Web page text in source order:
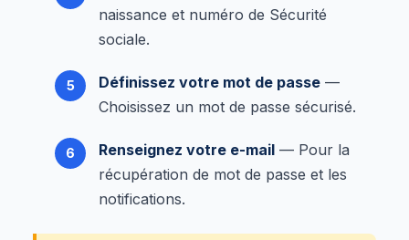
naissance et numéro de Sécurité
sociale.
Définissez votre mot de passe —
Choisissez un mot de passe sécurisé.
Renseignez votre e-mail — Pour la
récupération de mot de passe et les
notifications.